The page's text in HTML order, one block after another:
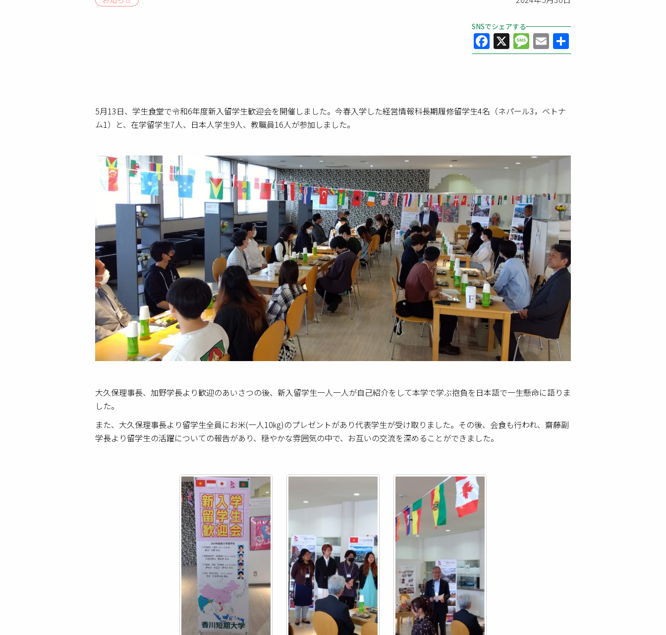
SNSでシェアする
Facebook
X Message
Email
有
5月13日、学生食堂で令和6年度新入留学生歓迎会を開催しました。今春入学した経営情報科長期履修留学生4名（ネパール3，ベトナ
ム1）と、在学留学生7人、日本人学生9人、教職員16人が参加しました。
大久保理事長、加野学長より歓迎のあいさつの後、新入留学生一人一人が自己紹介をして本学で学ぶ抱負を日本語で一生懸命に語りま
した。
また、大久保理事長より留学生全員にお米(一人 10㎏)のプレゼントがあり代表学生が受け取りました。その後、会食も行われ、齋藤副
学長より留学生の活躍についての報告があり、穏やかな雰囲気の中で、お互いの交流を深めることができました。